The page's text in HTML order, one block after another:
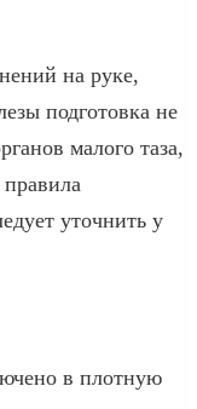
на руке,
подготовка не
малого таза,
уточнить у
в плотную